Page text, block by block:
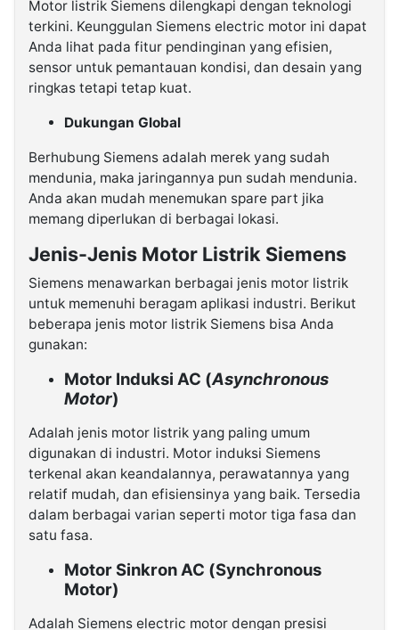
Motor listrik Siemens dilengkapi dengan teknologi
terkini. Keunggulan Siemens electric motor ini dapat
Anda lihat pada fitur pendinginan yang efisien,
sensor untuk pemantauan kondisi, dan desain yang
ringkas tetapi tetap kuat.
Dukungan Global
Berhubung Siemens adalah merek yang sudah
mendunia, maka jaringannya pun sudah mendunia.
Anda akan mudah menemukan spare part jika
memang diperlukan di berbagai lokasi.
Jenis-Jenis Motor Listrik Siemens
Siemens menawarkan berbagai jenis motor listrik
untuk memenuhi beragam aplikasi industri. Berikut
beberapa jenis motor listrik Siemens bisa Anda
gunakan:
Motor Induksi AC (Asynchronous
Motor)
Adalah jenis motor listrik yang paling umum
digunakan di industri. Motor induksi Siemens
terkenal akan keandalannya, perawatannya yang
relatif mudah, dan efisiensinya yang baik. Tersedia
dalam berbagai varian seperti motor tiga fasa dan
satu fasa.
Motor Sinkron AC (Synchronous
Motor)
Adalah Siemens electric motor dengan presisi